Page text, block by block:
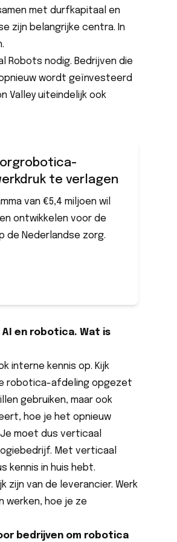
met durfkapitaal en
zijn belangrijke centra. In
Robots nodig. Bedrijven die
wordt geïnvesteerd
Valley uiteindelijk ook
te verlagen
van €5,4 miljoen wil
ontwikkelen voor de
de Nederlandse zorg.
en robotica. Wat is
interne kennis op. Kijk
robotica-afdeling opgezet
gebruiken, maar ook
hoe je het opnieuw
moet dus verticaal
Met verticaal
kennis in huis hebt.
van de leverancier. Werk
werken, hoe je ze
bedrijven om robotica